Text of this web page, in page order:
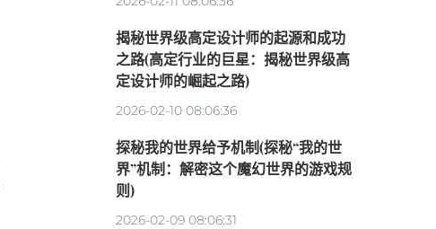
揭秘世界级高定设计师的起源和成功
之路(高定行业的巨星：揭秘世界级高
定设计师的崛起之路)
2026-02-10 08:06:36
探秘我的世界给予机制(探秘“我的世
界”机制：解密这个魔幻世界的游戏规
则)
2026-02-09 08:06:31